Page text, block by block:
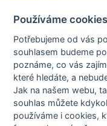
Členové STOBklubu
Zásady nakládání s
Otestujte se
Spočítejte si
Výzva 52
Používáme cookies
Potřebujeme od vás
souhlasem budeme
poznáme,co vás
které hledáte, a
Jak na našem webu,
souhlas můžete
používáme i cookies,